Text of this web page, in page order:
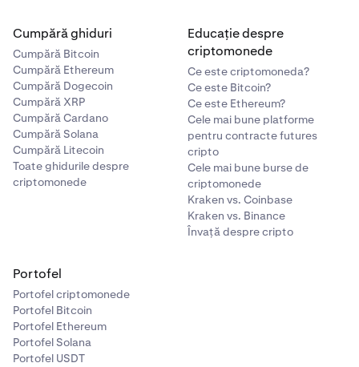
Cumpără ghiduri
Cumpără Bitcoin
Cumpără Ethereum
Cumpără Dogecoin
Cumpără XRP
Cumpără Cardano
Cumpără Solana
Cumpără Litecoin
Toate ghidurile despre
criptomonede
Educație despre
criptomonede
Ce este criptomoneda?
Ce este Bitcoin?
Ce este Ethereum?
Cele mai bune platforme
pentru contracte futures
cripto
Cele mai bune burse de
criptomonede
Kraken vs. Coinbase
Kraken vs. Binance
Învață despre cripto
Portofel
Portofel criptomonede
Portofel Bitcoin
Portofel Ethereum
Portofel Solana
Portofel USDT